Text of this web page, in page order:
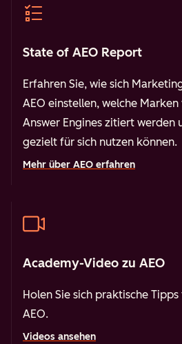
State of AEO Report
Erfahren Sie, wie sich
AEO einstellen, welche
Answer Engines zitiert werden
gezielt für sich nutzen können.
Mehr über AEO erfahren
Academy-Video zu AEO
Holen Sie sich praktische
AEO.
Videos ansehen